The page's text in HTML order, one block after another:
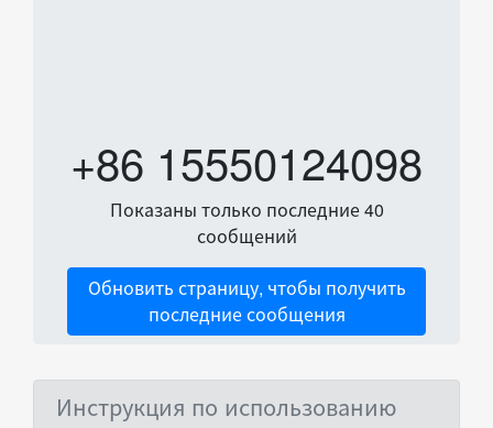
+86 15550124098
Показаны только последние 40
сообщений
Обновить страницу, чтобы получить
последние сообщения
Инструкция по использованию